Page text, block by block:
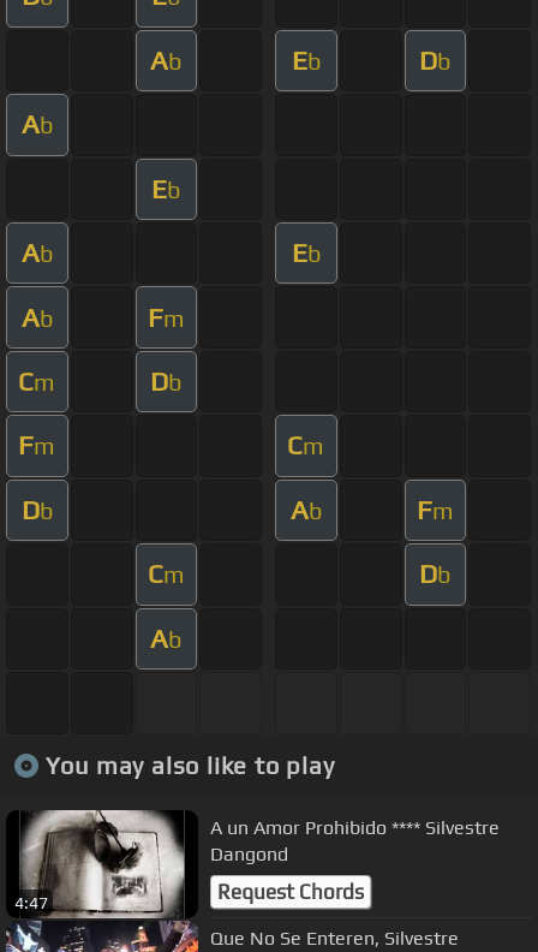
Ab Eb Db
Ab
Eb
Ab Eb
Ab Fm
Cm Db
Fm Cm
Db Ab Fm
Cm Db
Ab
You may also like to play
4:47
A un Amor Prohibido **** Silvestre
Dangond
Request Chords
Que No Se Enteren, Silvestre